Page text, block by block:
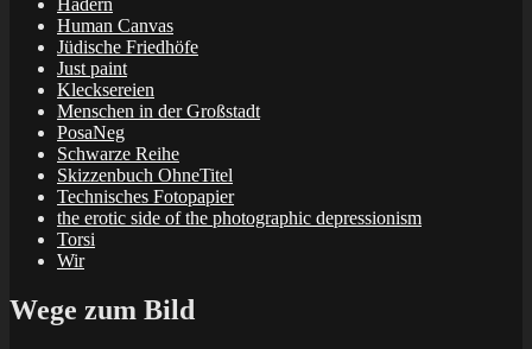
Human Canvas
Jüdische Friedhöfe
Just paint
Klecksereien
Menschen in der Großstadt
PosaNeg
Schwarze Reihe
Skizzenbuch OhneTitel
Technisches Fotopapier
the erotic side of the photographic depressionism
Torsi
Wir
Wege zum Bild